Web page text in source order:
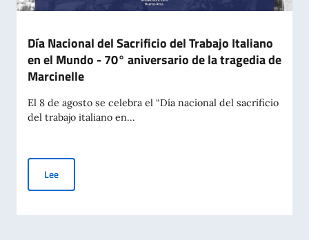
Día Nacional del Sacrificio del Trabajo Italiano
en el Mundo - 70° aniversario de la tragedia de
Marcinelle
El 8 de agosto se celebra el “Día nacional del sacrificio
del trabajo italiano en...
LeeDía Nacional del Sacrificio del Trabajo Italiano en el Mundo